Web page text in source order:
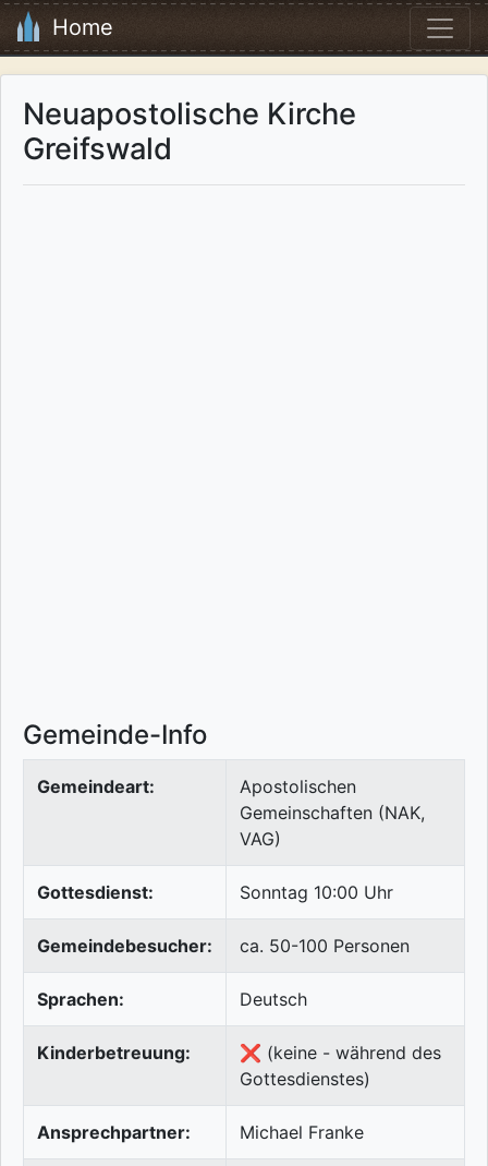
Home
Neuapostolische Kirche
Greifswald
Gemeinde-Info
Gemeindeart:
Apostolischen
Gemeinschaften (NAK,
VAG)
Gottesdienst: Sonntag 10:00 Uhr
Gemeindebesucher: ca. 50-100 Personen
Sprachen: Deutsch
Kinderbetreuung:
❌ (keine - während des
Gottesdienstes)
Ansprechpartner: Michael Franke